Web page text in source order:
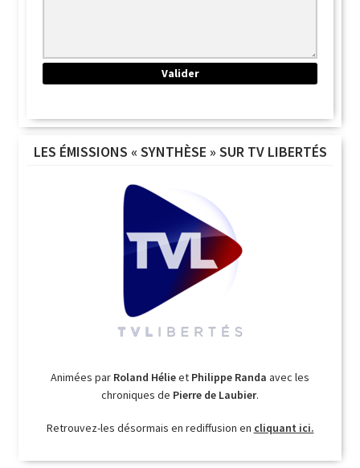
LES ÉMISSIONS « SYNTHÈSE » SUR TV LIBERTÉS
Animées par Roland Hélieet Philippe Randa avec les
chroniques de Pierre de Laubier.
Retrouvez-les désormais en rediffusion en cliquant ici.